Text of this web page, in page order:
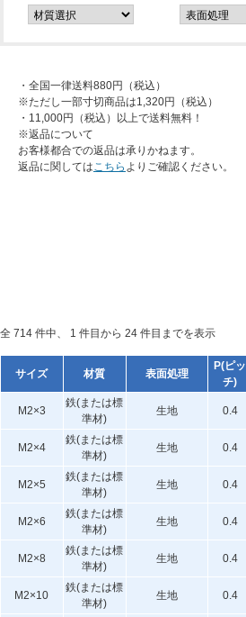
・全国一律送料880円（税込）
※ただし一部寸切商品は1,320円（税込）
・11,000円（税込）以上で送料無料！
※返品について
お客様都合での返品は承りかねます。
返品に関してはこちら よりご確認ください。
全 714 件中、 1 件目から 24 件目までを表示
サイズ 材質 表面処理
P(ピッ
チ)
M2×3
鉄(または標
準材)
生地 0.4
M2×4
鉄(または標
準材)
生地 0.4
M2×5
鉄(または標
準材)
生地 0.4
M2×6
鉄(または標
準材)
生地 0.4
M2×8
鉄(または標
準材)
生地 0.4
M2×10
鉄(または標
準材)
生地 0.4